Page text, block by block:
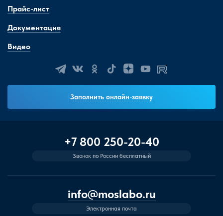
Прайс-лист
Документация
Видео
Заполнить онлайн-заявку
+7 800 250-20-40
Звонок по России бесплатный
info@moslabo.ru
Электронная почта